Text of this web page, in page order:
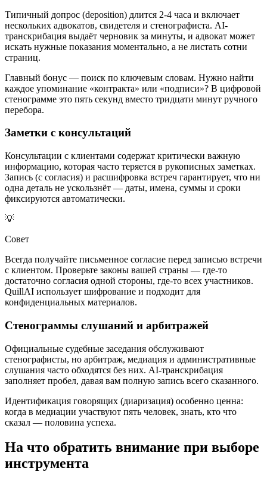
Типичный допрос (deposition) длится 2-4 часа и включает
нескольких адвокатов, свидетеля и стенографиста. AI-
транскрибация выдаёт черновик за минуты, и адвокат может
искать нужные показания моментально, а не листать сотни
страниц.
Главный бонус — поиск по ключевым словам. Нужно найти
каждое упоминание «контракта» или «подписи»? В цифровой
стенограмме это пять секунд вместо тридцати минут ручного
перебора.
Заметки с консультаций
Консультации с клиентами содержат критически важную
информацию, которая часто теряется в рукописных заметках.
Запись (с согласия) и расшифровка встреч гарантирует, что ни
одна деталь не ускользнёт — даты, имена, суммы и сроки
фиксируются автоматически.
💡
Совет
Всегда получайте письменное согласие перед записью встречи
с клиентом. Проверьте законы вашей страны — где-то
достаточно согласия одной стороны, где-то всех участников.
QuillAI использует шифрование и подходит для
конфиденциальных материалов.
Стенограммы слушаний и арбитражей
Официальные судебные заседания обслуживают
стенографисты, но арбитраж, медиация и административные
слушания часто обходятся без них. AI-транскрибация
заполняет пробел, давая вам полную запись всего сказанного.
Идентификация говорящих (диаризация) особенно ценна:
когда в медиации участвуют пять человек, знать, кто что
сказал — половина успеха.
На что обратить внимание при выборе
инструмента